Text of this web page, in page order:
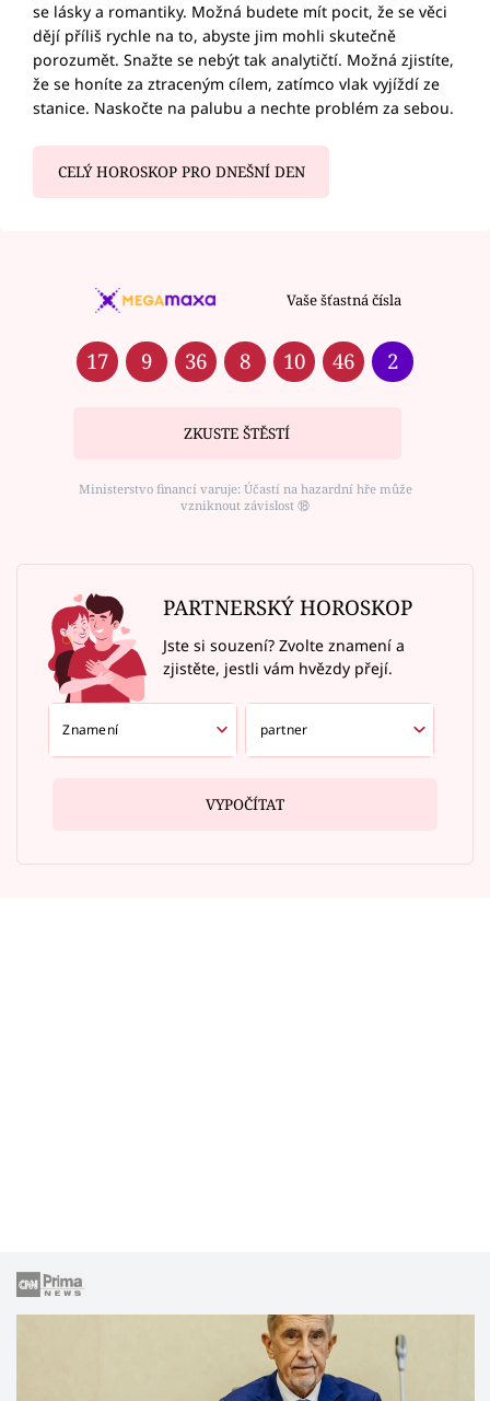
se lásky a romantiky. Možná budete mít pocit, že se věci
dějí příliš rychle na to, abyste jim mohli skutečně
porozumět. Snažte se nebýt tak analytičtí. Možná zjistíte,
že se honíte za ztraceným cílem, zatímco vlak vyjíždí ze
stanice. Naskočte na palubu a nechte problém za sebou.
CELÝ HOROSKOP PRO DNEŠNÍ DEN
Vaše šťastná čísla
17 9 36 8 10 46 2
ZKUSTE ŠTĚSTÍ
Ministerstvo financí varuje: Účastí na hazardní hře může
vzniknout závislost ⑱
PARTNERSKÝ HOROSKOP
Jste si souzení? Zvolte znamení a
zjistěte, jestli vám hvězdy přejí.
VYPOČÍTAT